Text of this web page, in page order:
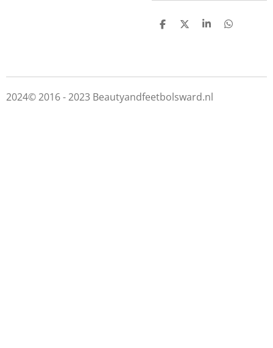
D
D
S
D
2024© 2016 - 2023 Beautyandfeetbolsward.nl